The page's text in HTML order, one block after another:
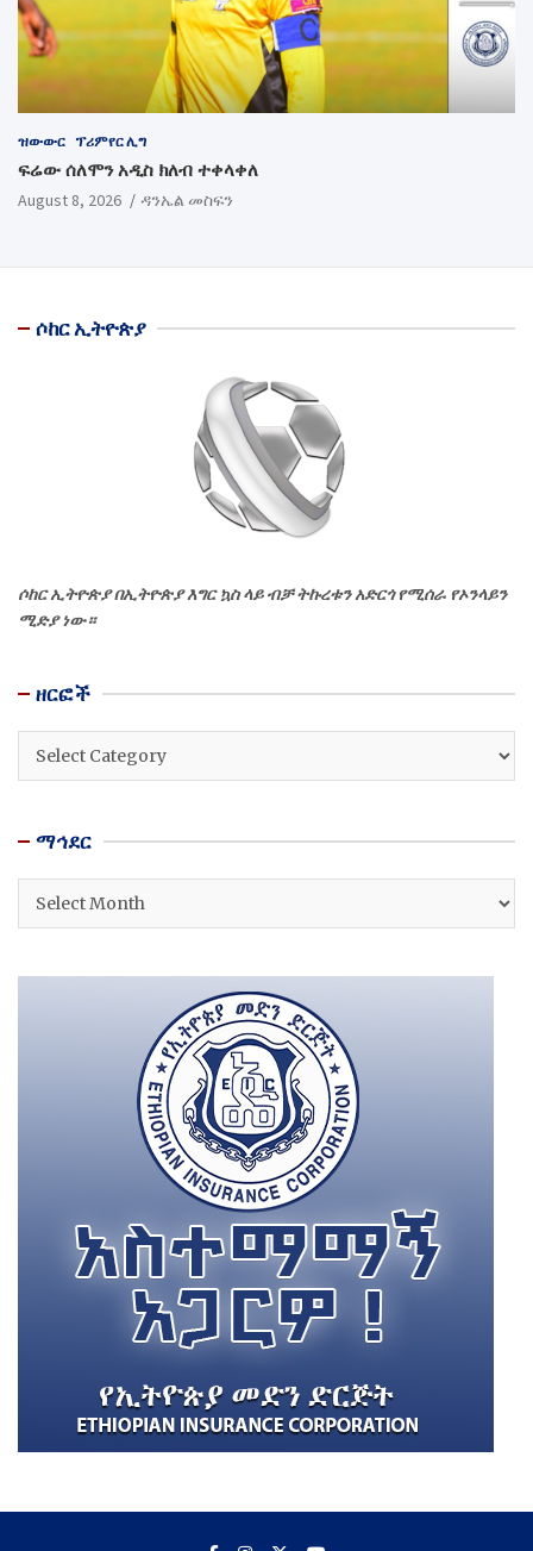
ዝውውር ፕሪምየር ሊግ
ፍሬው ሰለሞን አዲስ ክለብ ተቀላቀለ
August 8, 2026 ዳንኤል መስፍን
ሶከር ኢትዮጵያ
ሶከር ኢትዮጵያ በኢትዮጵያ እግር ኳስ ላይ ብቻ ትኩረቱን አድርጎ የሚሰራ የኦንላይን
ሚድያ ነው።
ዘርፎች
ዘርፎች
ማኅደር
ማኅደር